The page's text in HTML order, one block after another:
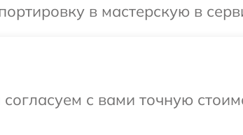
в мастерскую в
с вами точную